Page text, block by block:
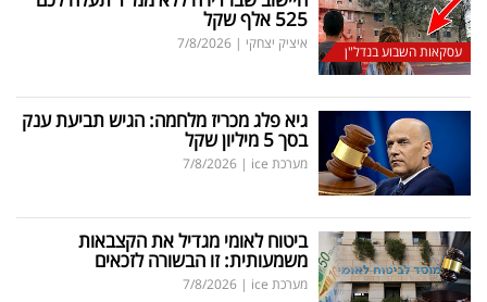
עסקאות השבוע בנדל"ן
525 אלף שקל
איציק יצחקי |
7/8/2026
גיא פלג מכריז מלחמה: הגיש תביעת ענק
בסך 5 מיליון שקל
מערכת ice |
7/8/2026
ביטוח לאומי מגדיל את הקצבאות
משמעותית: זו הבשורה לזכאים
מערכת ice |
7/8/2026